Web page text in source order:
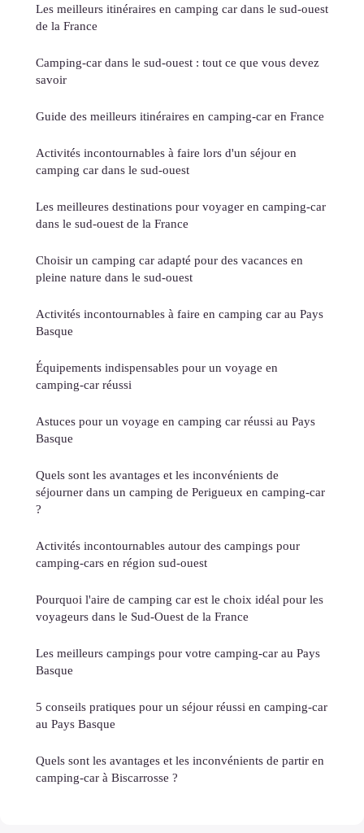
Les meilleurs itinéraires en camping car dans le sud-ouest
de la France
Camping-car dans le sud-ouest : tout ce que vous devez
savoir
Guide des meilleurs itinéraires en camping-car en France
Activités incontournables à faire lors d'un séjour en
camping car dans le sud-ouest
Les meilleures destinations pour voyager en camping-car
dans le sud-ouest de la France
Choisir un camping car adapté pour des vacances en
pleine nature dans le sud-ouest
Activités incontournables à faire en camping car au Pays
Basque
Équipements indispensables pour un voyage en
camping-car réussi
Astuces pour un voyage en camping car réussi au Pays
Basque
Quels sont les avantages et les inconvénients de
séjourner dans un camping de Perigueux en camping-car
?
Activités incontournables autour des campings pour
camping-cars en région sud-ouest
Pourquoi l'aire de camping car est le choix idéal pour les
voyageurs dans le Sud-Ouest de la France
Les meilleurs campings pour votre camping-car au Pays
Basque
5 conseils pratiques pour un séjour réussi en camping-car
au Pays Basque
Quels sont les avantages et les inconvénients de partir en
camping-car à Biscarrosse ?